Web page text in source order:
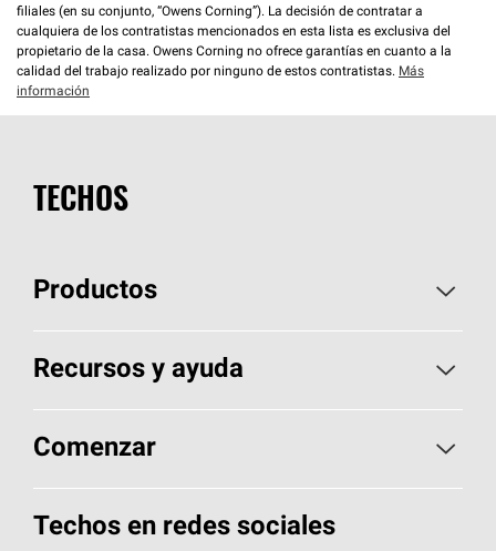
filiales (en su conjunto, “Owens Corning”). La decisión de contratar a
cualquiera de los contratistas mencionados en esta lista es exclusiva del
propietario de la casa. Owens Corning no ofrece garantías en cuanto a la
calidad del trabajo realizado por ninguno de estos contratistas. Más
información
TECHOS
Productos
Elija sus tejas
Encuentre un contratista
Componentes para techos
Recursos y ayuda
Aspectos básicos sobre techos
Herramientas de diseño y color
Comenzar
Llame al 1-800-GET-PINK®
Techos en redes sociales